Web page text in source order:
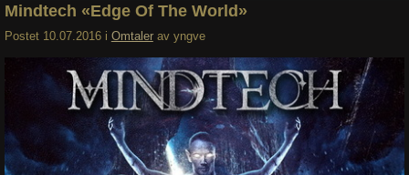
Mindtech «Edge Of The World»
Postet 10.07.2016 i Omtaler av yngve